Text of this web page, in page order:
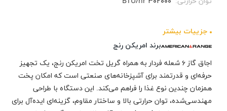
برند امریکن رنج
اجاق گاز ۶ شعله فردار به همراه گریل تخت امریکن رنج، یک تجهیز
حرفه‌ای و قدرتمند برای آشپزخانه‌های صنعتی است که امکان پخت
همزمان چندین نوع غذا را فراهم می‌کند. این دستگاه با طراحی
مهندسی‌شده، توان حرارتی بالا و ساختار مقاوم، گزینه‌ای ایده‌آل برای
جزيیات بیشتر